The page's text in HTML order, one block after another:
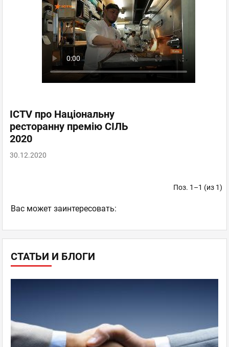
СТАТЬИ И БЛОГИ
ICTV про Національну
ресторанну премію СІЛЬ
2020
30.12.2020
Поз. 1–1 (из 1)
Ваc может заинтересовать: